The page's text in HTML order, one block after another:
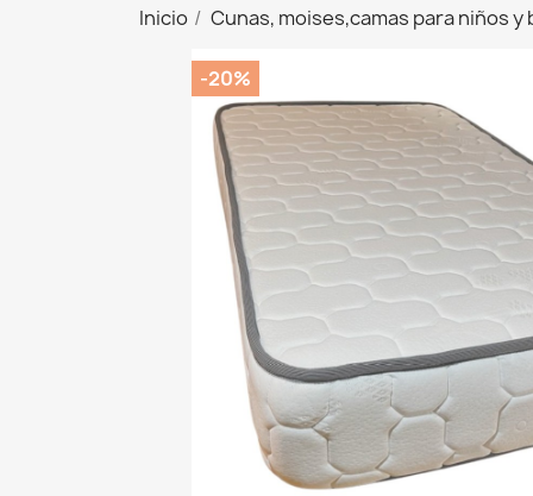
Inicio Cunas, moises,camas para niños y
-20%